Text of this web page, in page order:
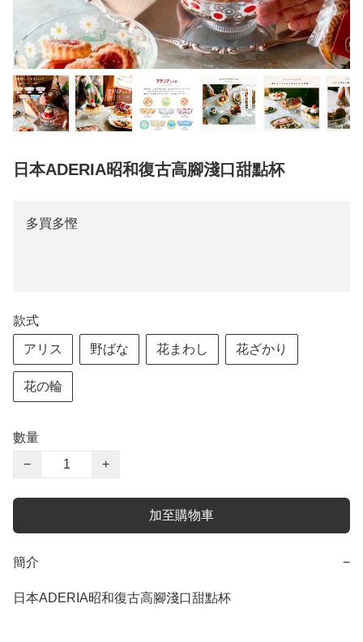
日本ADERIA昭和復古高腳淺口甜點杯
多買多慳
款式
アリス 野ばな 花まわし 花ざかり
花の輪
數量
−
+
加至購物車
簡介 −
日本ADERIA昭和復古高腳淺口甜點杯